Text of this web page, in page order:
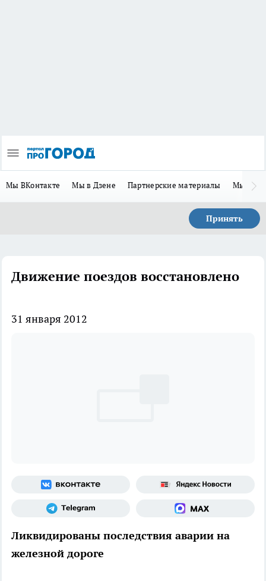
Мы ВКонтакте Мы в Дзене Партнерские материалы Мы в
Принять
Движение поездов восстановлено
31 января 2012
Ликвидированы последствия аварии на
железной дороге